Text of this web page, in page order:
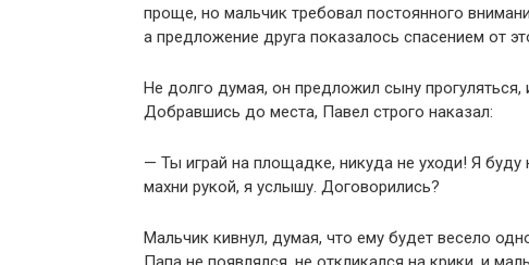
проще, но мальчик требовал постоянного
а предложение друга показалось спасением от
Не долго думая, он предложил сыну
Добравшись до места, Павел строго наказал:
— Ты играй на площадке, никуда не уходи! Я
махни рукой, я услышу. Договорились?
Мальчик кивнул, думая, что ему будет весело